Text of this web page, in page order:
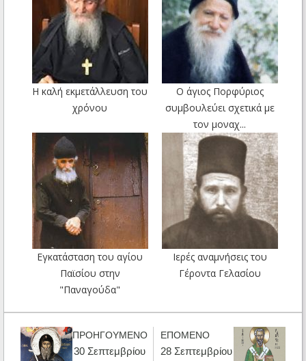
Η καλή εκμετάλλευση του
χρόνου
Ο άγιος Πορφύριος
συμβουλεύει σχετικά με
τον μοναχ...
Εγκατάσταση του αγίου
Παϊσίου στην
"Παναγούδα"
Ιερές αναμνήσεις του
Γέροντα Γελασίου
ΠΡΟΗΓΟΥΜΕΝΟ
30 Σεπτεμβρίου
ΕΠΟΜΕΝΟ
28 Σεπτεμβρίου